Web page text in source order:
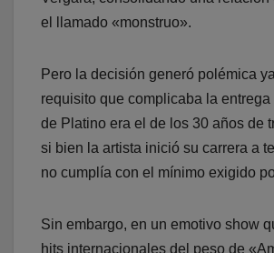
el llamado «monstruo».
Pero la decisión generó polémica
requisito que complicaba la entrega
de Platino era el de los 30 años de
si bien la artista inició su carrera a
no cumplía con el mínimo exigido
Sin embargo, en un emotivo show
hits internacionales del peso de